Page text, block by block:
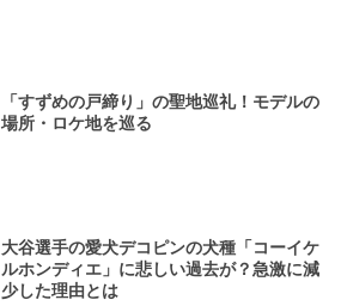
「すずめの戸締り」の聖地巡礼！モデルの
場所・ロケ地を巡る
大谷選手の愛犬デコピンの犬種「コーイケ
ルホンディエ」に悲しい過去が？急激に減
少した理由とは